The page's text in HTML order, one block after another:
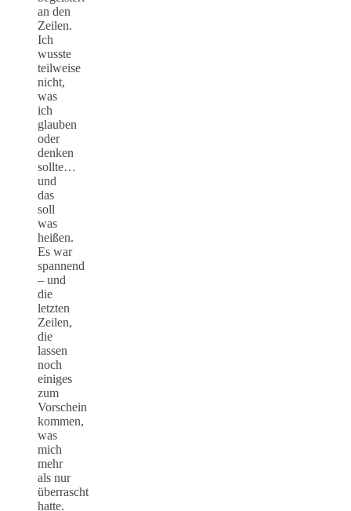
an den
Zeilen.
Ich
wusste
teilweise
nicht,
was
ich
glauben
oder
denken
sollte…
und
das
soll
was
heißen.
Es war
spannend
– und
die
letzten
Zeilen,
die
lassen
noch
einiges
zum
Vorschein
kommen,
was
mich
mehr
als nur
überrascht
hatte.